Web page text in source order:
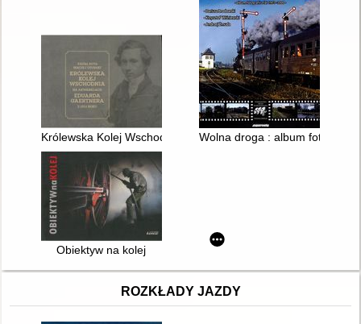
Królewska Kolej Wschodnia na akwarelach Eduarda
Wolna droga : album fotografii
Obiektyw na kolej
ROZKŁADY JAZDY